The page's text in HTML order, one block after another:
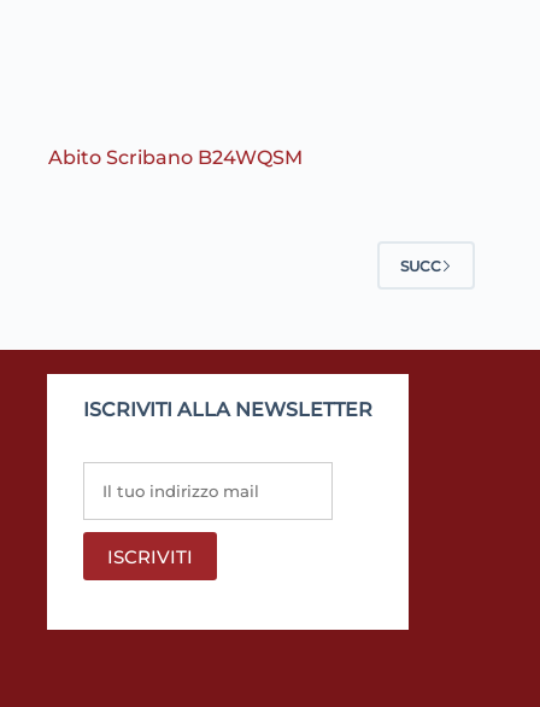
Abito Scribano B24WQSM
SUCC
ISCRIVITI ALLA NEWSLETTER